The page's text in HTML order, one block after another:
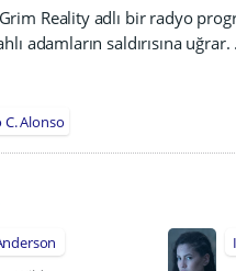
Reality adlı bir radyo
adamların saldırısına
C. Alonso